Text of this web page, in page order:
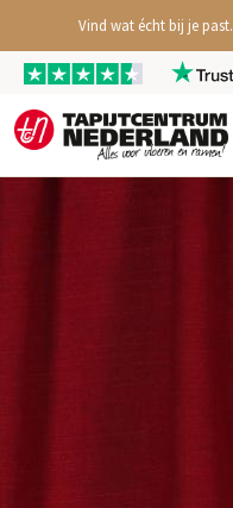
Vind wat écht bij je past.